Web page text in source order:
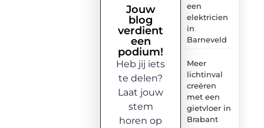
een
elektricien
in
Barneveld
Meer
lichtinval
creëren
met een
gietvloer in
Brabant
Jouw
blog
verdient
een
podium!
Heb jij iets
te delen?
Laat jouw
stem
horen op